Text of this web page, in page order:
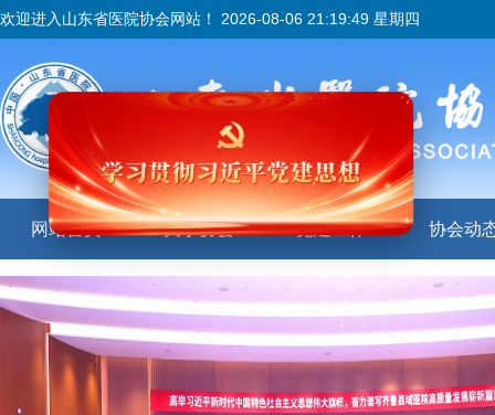
欢迎进入山东省医院协会网站！ 2026-08-06 21:19:49 星期四
网站首页 关于协会 党建工作 协会动